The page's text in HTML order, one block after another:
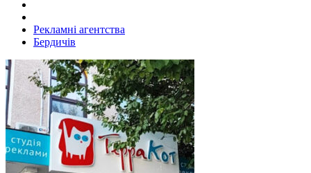
Рекламні агентства
Бердичів